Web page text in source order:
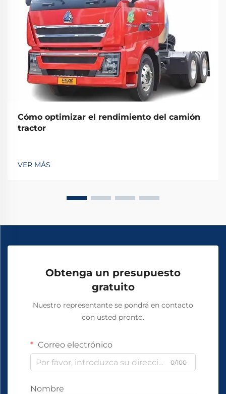
Cómo optimizar el rendimiento del camión
tractor
VER MÁS
Obtenga un presupuesto
gratuito
Nuestro representante se pondrá en contacto
con usted pronto.
Correo electrónico
0/100
Nombre